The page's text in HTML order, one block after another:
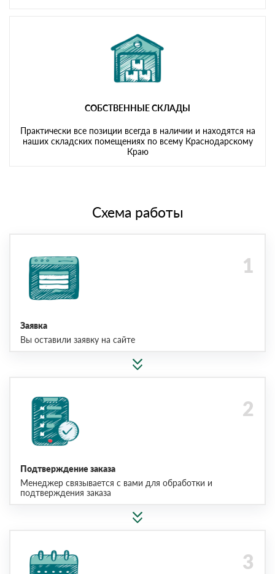
СОБСТВЕННЫЕ СКЛАДЫ
Практически все позиции всегда в наличии и находятся на
наших складских помещениях по всему Краснодарскому
Краю
Схема работы
Заявка
Вы оставили заявку на сайте
Подтверждение заказа
Менеджер связывается с вами для обработки и
подтверждения заказа